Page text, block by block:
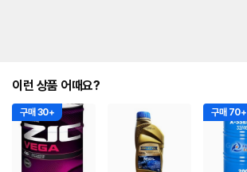
이런 상품 어때요?
구매 30+ 구매 70+